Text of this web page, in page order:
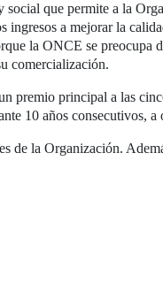
social que permite a la
ingresos a mejorar la
la ONCE se preocupa
comercialización.
premio principal a las
10 años consecutivos, a
de la Organización.